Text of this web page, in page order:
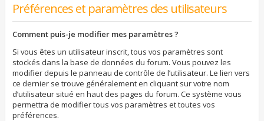
Préférences et paramètres des utilisateurs
Comment puis-je modifier mes paramètres ?
Si vous êtes un utilisateur inscrit, tous vos paramètres sont
stockés dans la base de données du forum. Vous pouvez les
modifier depuis le panneau de contrôle de l’utilisateur. Le lien vers
ce dernier se trouve généralement en cliquant sur votre nom
d’utilisateur situé en haut des pages du forum. Ce système vous
permettra de modifier tous vos paramètres et toutes vos
préférences.